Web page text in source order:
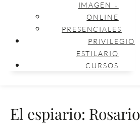
IMAGEN ↓
ONLINE
PRESENCIALES
PRIVILEGIO
ESTILARIO
CURSOS
El espiario: Rosario